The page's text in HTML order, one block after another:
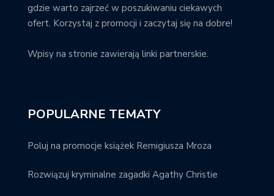
gdzie warto zajrzeć w poszukiwaniu ciekawych
ofert. Korzystaj z promocji i zaczytaj się na dobre!
Wpisy na stronie zawierają linki partnerskie.
POPULARNE TEMATY
Poluj na promocje książek Remigiusza Mroza
Rozwiązuj kryminalne zagadki Agathy Christie